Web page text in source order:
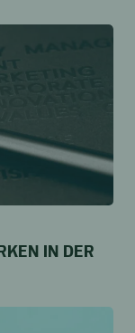
IN DER